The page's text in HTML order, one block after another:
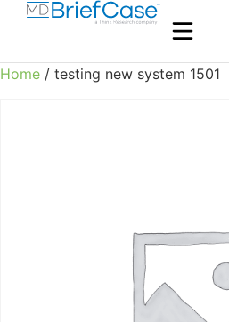
Home / testing new system 1501